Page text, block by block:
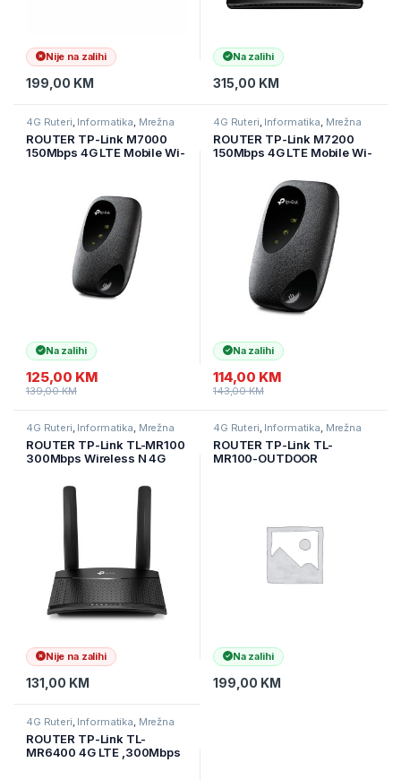
Nije na zalihi
199,00 KM
Na zalihi
315,00 KM
4G Ruteri Informatika Mrežna
ROUTER TP-Link M7000
150Mbps 4G LTE Mobile Wi-
TDD/HSPA+/UMTS, tpMiFi
App, 2000 mAH Rechargea
Na zalihi
125,00 KM
139,00KM
4G Ruteri Informatika Mrežna
ROUTER TP-Link M7200
150Mbps 4G LTE Mobile Wi-
FDD/LTE-TDD/DC-
HSPA+/HSPA/UMTS, N300
Wi-Fi, interni 4G modem,
2000mAh punjiva baterija
Na zalihi
114,00 KM
143,00KM
4G Ruteri, Informatika, Mrežna
ROUTER TP-Link TL-MR100
300Mbps Wireless N 4G
modem
D:150Mbps,U:50Mbps,300
Mbps on 2.4 GHz, 1×10/100
LAN/WAN+ 1×10/100 LAN,
Nije na zalihi
131,00 KM
4G Ruteri, Informatika, Mrežna
ROUTER TP-Link TL-
MR100-OUTDOOR
Na zalihi
199,00 KM
4G Ruteri, Informatika, Mrežna
ROUTER TP-Link TL-
MR6400 4G LTE ,300Mbps